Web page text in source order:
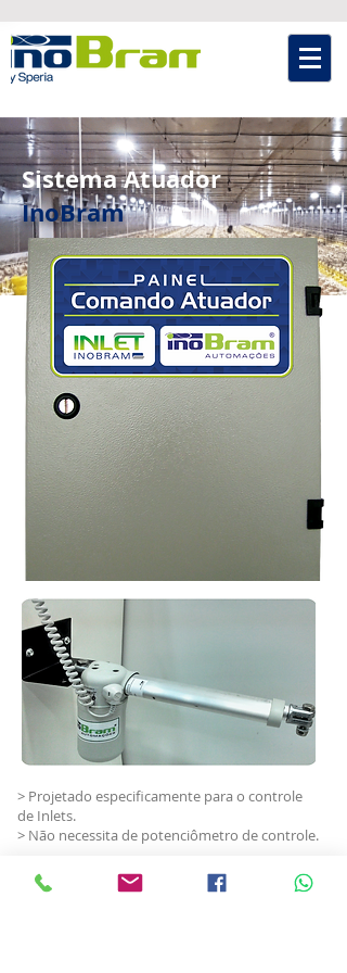
Sistema Atuador
InoBram
> Projetado especificamente para o controle
de Inlets.
> Não necessita de potenciômetro de controle.